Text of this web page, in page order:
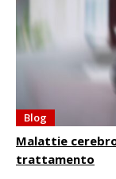
Blog
Malattie
trattamento